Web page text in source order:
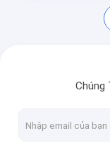
Bộ lọc IV trực
Bộ lọc đĩa
Màn PEV
Chúng